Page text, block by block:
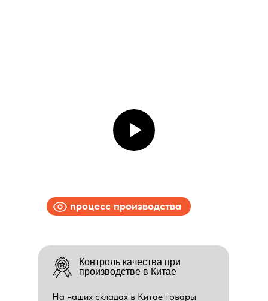
Контроль качества при
производстве в Китае
На наших складах в Китае товары
процесс производства